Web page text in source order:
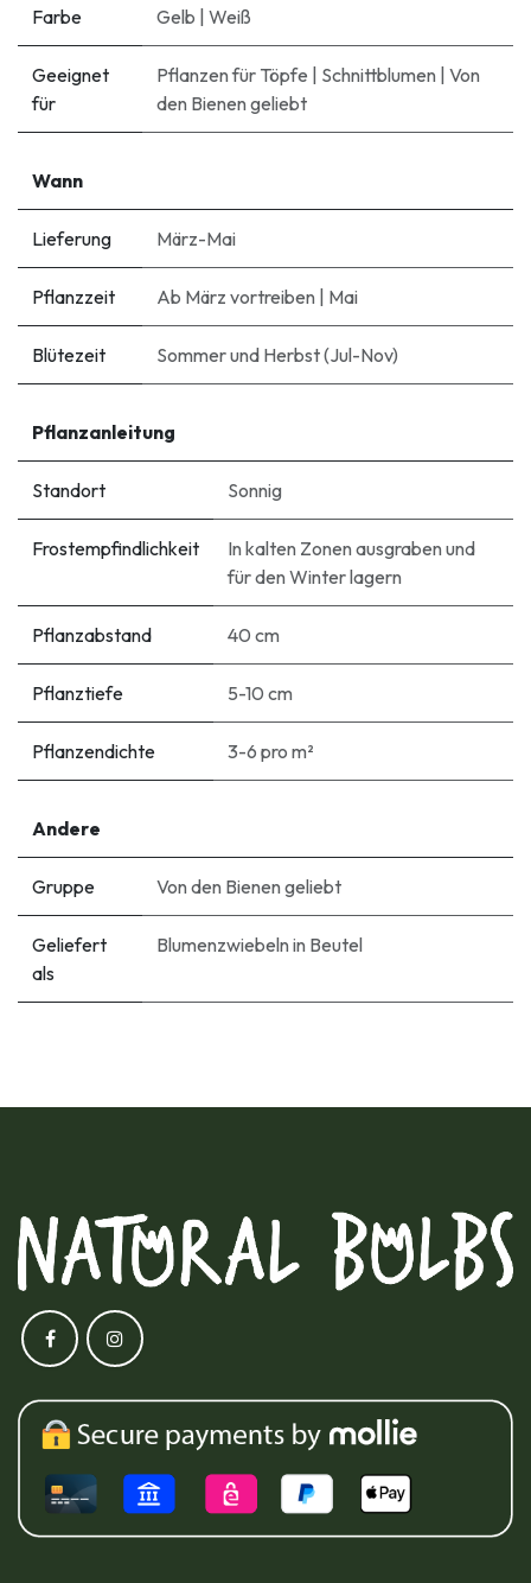
Farbe Gelb | Weiß
Geeignet
für
Pflanzen für Töpfe | Schnittblumen | Von
den Bienen geliebt
Wann
Lieferung März-Mai
Pflanzzeit Ab März vortreiben | Mai
Blütezeit Sommer und Herbst (Jul-Nov)
Pflanzanleitung
Standort Sonnig
Frostempfindlichkeit
In kalten Zonen ausgraben und
für den Winter lagern
Pflanzabstand 40 cm
Pflanztiefe 5-10 cm
Pflanzendichte 3-6 pro m²
Andere
Gruppe Von den Bienen geliebt
Geliefert
als
Blumenzwiebeln in Beutel